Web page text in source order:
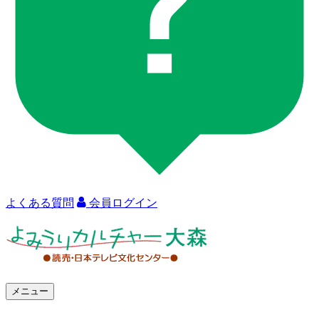
よくある質問 会員ログイン
メニュー